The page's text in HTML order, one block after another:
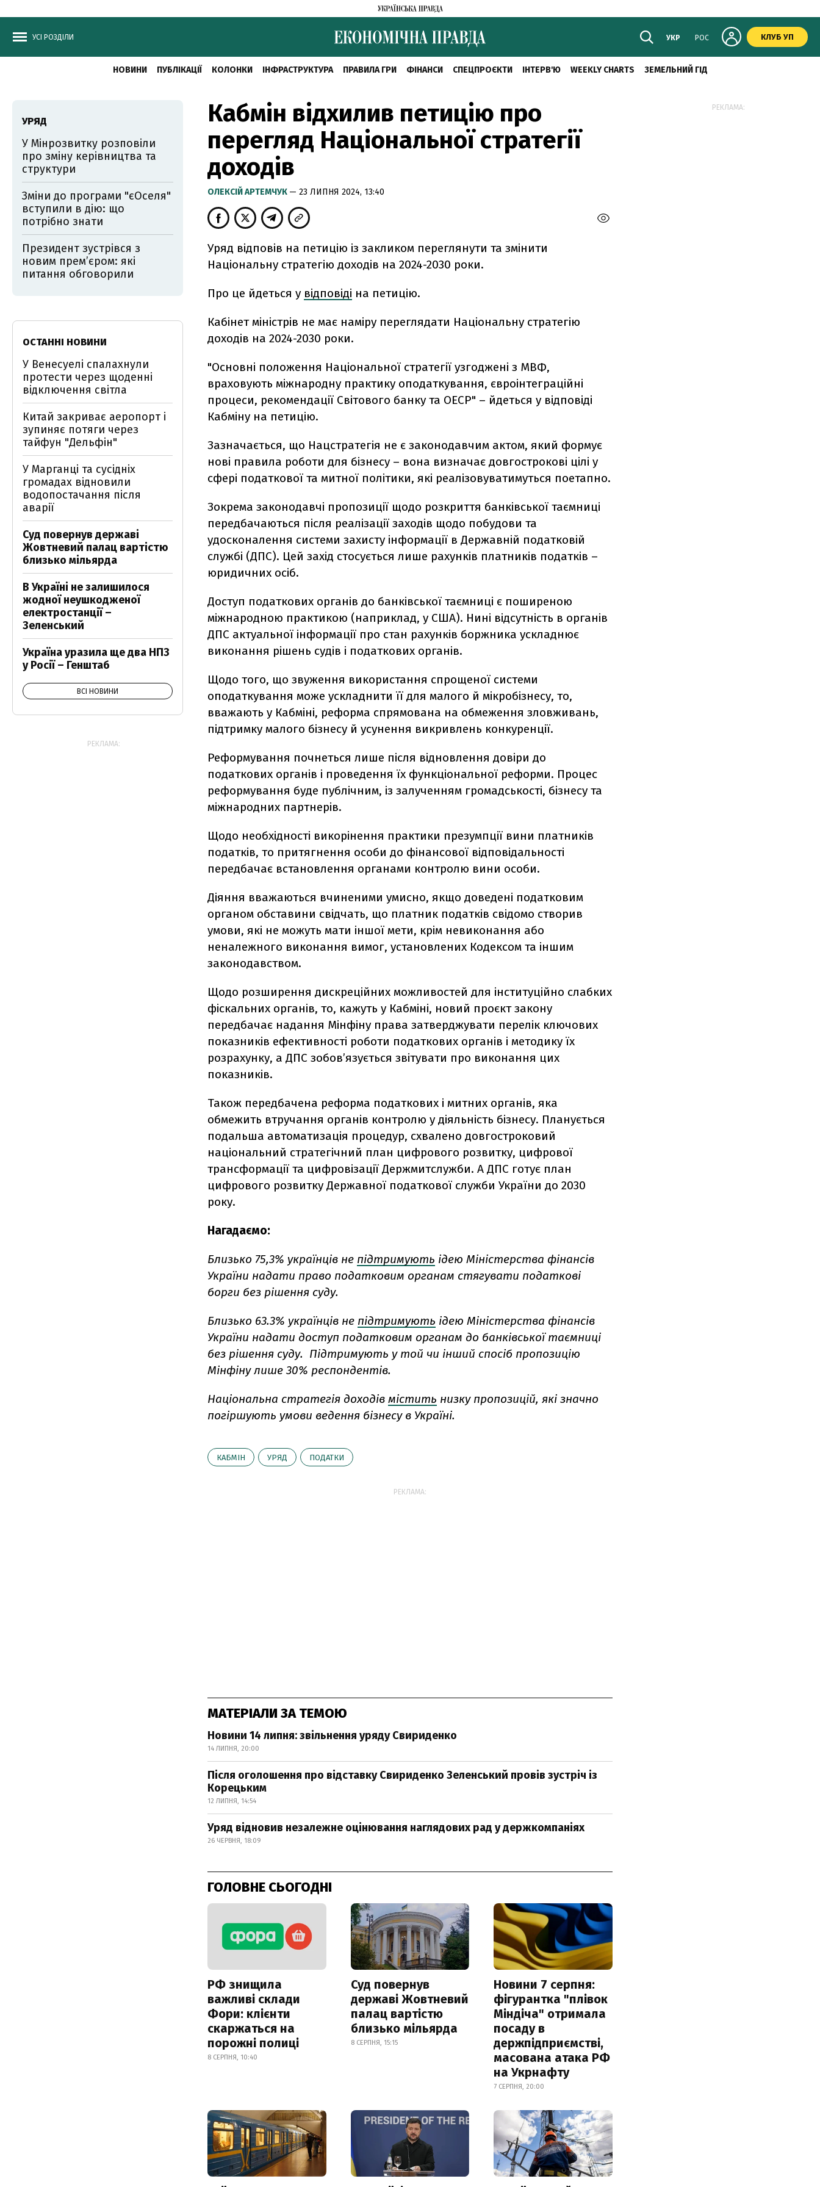
УСІ РОЗДІЛИ УКР РОС КЛУБ УП
НОВИНИ ПУБЛІКАЦІЇ КОЛОНКИ ІНФРАСТРУКТУРА ПРАВИЛА ГРИ ФІНАНСИ СПЕЦПРОЄКТИ ІНТЕРВ'Ю WEEKLY CHARTS ЗЕМЕЛЬНИЙ ГІД
Кабмін відхилив петицію про
перегляд Національної стратегії
доходів
ОЛЕКСІЙ АРТЕМЧУК — 23 ЛИПНЯ 2024, 13:40
Уряд відповів на петицію із закликом переглянути та змінити
Національну стратегію доходів на 2024-2030 роки.
Про це йдеться у відповіді на петицію.
Кабінет міністрів не має наміру переглядати Національну стратегію
доходів на 2024-2030 роки.
"Основні положення Національної стратегії узгоджені з МВФ,
враховують міжнародну практику оподаткування, євроінтеграційні
процеси, рекомендації Світового банку та ОЕСР" – йдеться у відповіді
Кабміну на петицію.
Зазначається, що Нацстратегія не є законодавчим актом, який формує
нові правила роботи для бізнесу – вона визначає довгострокові цілі у
сфері податкової та митної політики, які реалізовуватимуться поетапно.
Зокрема законодавчі пропозиції щодо розкриття банківської таємниці
передбачаються після реалізації заходів щодо побудови та
удосконалення системи захисту інформації в Державній податковій
службі (ДПС). Цей захід стосується лише рахунків платників податків –
юридичних осіб.
Доступ податкових органів до банківської таємниці є поширеною
міжнародною практикою (наприклад, у США). Нині відсутність в органів
ДПС актуальної інформації про стан рахунків боржника ускладнює
виконання рішень судів і податкових органів.
Щодо того, що звуження використання спрощеної системи
оподаткування може ускладнити її для малого й мікробізнесу, то,
вважають у Кабміні, реформа спрямована на обмеження зловживань,
підтримку малого бізнесу й усунення викривлень конкуренції.
Реформування почнеться лише після відновлення довіри до
податкових органів і проведення їх функціональної реформи. Процес
реформування буде публічним, із залученням громадськості, бізнесу та
міжнародних партнерів.
Щодо необхідності викорінення практики презумпції вини платників
податків, то притягнення особи до фінансової відповідальності
передбачає встановлення органами контролю вини особи.
Діяння вважаються вчиненими умисно, якщо доведені податковим
органом обставини свідчать, що платник податків свідомо створив
умови, які не можуть мати іншої мети, крім невиконання або
неналежного виконання вимог, установлених Кодексом та іншим
законодавством.
Щодо розширення дискреційних можливостей для інституційно слабких
фіскальних органів, то, кажуть у Кабміні, новий проєкт закону
передбачає надання Мінфіну права затверджувати перелік ключових
показників ефективності роботи податкових органів і методику їх
розрахунку, а ДПС зобовʼязується звітувати про виконання цих
показників.
Також передбачена ⁠⁠реформа податкових і митних органів, яка
обмежить втручання органів контролю у діяльність бізнесу. Планується
подальша автоматизація процедур, схвалено довгостроковий
національний стратегічний план цифрового розвитку, цифрової
трансформації та цифровізації Держмитслужби. А ДПС готує план
цифрового розвитку Державної податкової служби України до 2030
року.
Нагадаємо:
Близько 75,3% українців не підтримують ідею Міністерства фінансів
України надати право податковим органам стягувати податкові
борги без рішення суду.
Близько 63.3% українців не підтримують ідею Міністерства фінансів
України надати доступ податковим органам до банківської таємниці
без рішення суду. Підтримують у той чи інший спосіб пропозицію
Мінфіну лише 30% респондентів.
Національна стратегія доходів містить низку пропозицій, які значно
погіршують умови ведення бізнесу в Україні.
КАБМІН УРЯД ПОДАТКИ
РЕКЛАМА:
МАТЕРІАЛИ ЗА ТЕМОЮ
Новини 14 липня: звільнення уряду Свириденко
14 ЛИПНЯ, 20:00
Після оголошення про відставку Свириденко Зеленський провів зустріч із
Корецьким
12 ЛИПНЯ, 14:54
Уряд відновив незалежне оцінювання наглядових рад у держкомпаніях
26 ЧЕРВНЯ, 18:09
ГОЛОВНЕ СЬОГОДНІ
РФ знищила
важливі склади
Фори: клієнти
скаржаться на
порожні полиці
8 СЕРПНЯ, 10:40
Суд повернув
державі Жовтневий
палац вартістю
близько мільярда
8 СЕРПНЯ, 15:15
Новини 7 серпня:
фігурантка "плівок
Міндіча" отримала
посаду в
держпідприємстві,
масована атака РФ
на Укрнафту
7 СЕРПНЯ, 20:00
УРЯД
У Мінрозвитку розповіли
про зміну керівництва та
структури
Зміни до програми "єОселя"
вступили в дію: що
потрібно знати
Президент зустрівся з
новим прем’єром: які
питання обговорили
ОСТАННІ НОВИНИ
У Венесуелі спалахнули
протести через щоденні
відключення світла
Китай закриває аеропорт і
зупиняє потяги через
тайфун "Дельфін"
У Марганці та сусідніх
громадах відновили
водопостачання після
аварії
Суд повернув державі
Жовтневий палац вартістю
близько мільярда
В Україні не залишилося
жодної неушкодженої
електростанції –
Зеленський
Україна уразила ще два НПЗ
у Росії – Генштаб
ВСІ НОВИНИ
РЕКЛАМА:
РЕКЛАМА: